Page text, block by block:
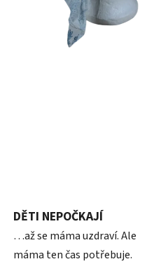
DĚTI NEPOČKAJÍ
…až se máma uzdraví. Ale
máma ten čas potřebuje.